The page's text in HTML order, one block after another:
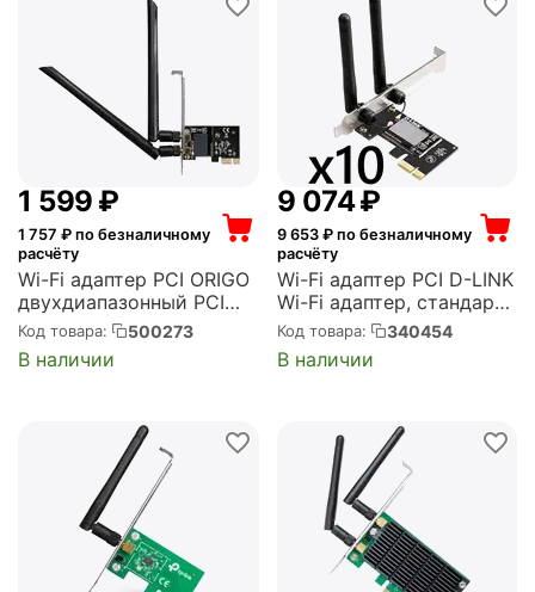
1 599 ₽
1 757 ₽ по безналичному
расчёту
Wi-Fi адаптер PCI ORIGO
двухдиапазонный PCI
Express AC1200, 2
съемные антенны 5 дБи
(OWN1200A/A1A)
Код товара: 500273
В наличии
9 074₽
9 653₽ по безналичному
расчёту
Wi-Fi адаптер PCI D-LINK
Wi-Fi адаптер, стандарт
Wi-Fi: 802.11n,
максимальная скорость
300 Мбит/с, PCI-E,
Код товара: 340454
В наличии